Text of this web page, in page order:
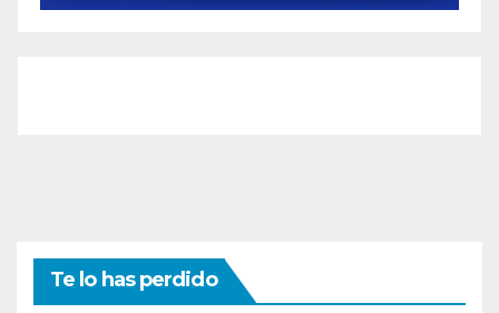
Te lo has perdido